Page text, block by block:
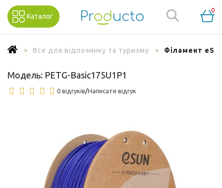
Каталог
0
Все для відпочинку та туризму Філамент
Модель: PETG-Basic175U1P1
0 відгуків/Написати відгук